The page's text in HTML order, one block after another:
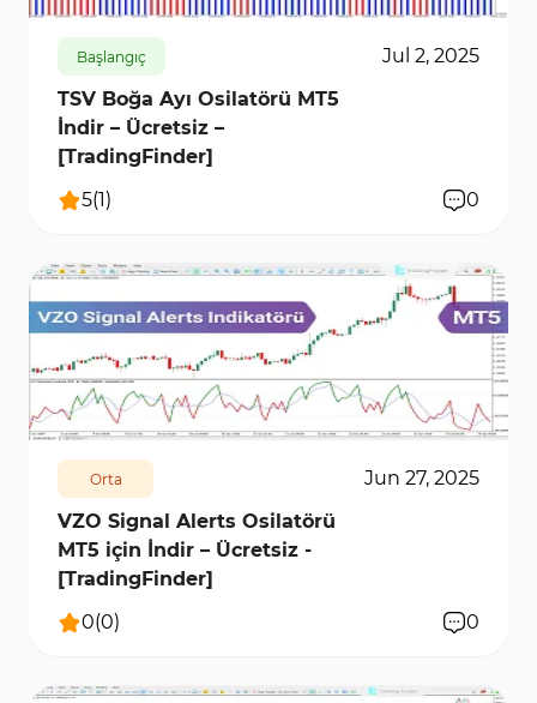
Başlangıç
Jul 2, 2025
TSV Boğa Ayı Osilatörü MT5
İndir – Ücretsiz –
[TradingFinder]
5(1) 0
249 7241
Orta
Jun 27, 2025
VZO Signal Alerts Osilatörü
MT5 için İndir – Ücretsiz -
[TradingFinder]
0(0) 0